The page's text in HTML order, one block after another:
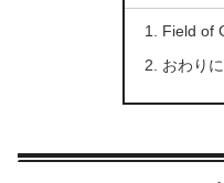
Field of
おわりに